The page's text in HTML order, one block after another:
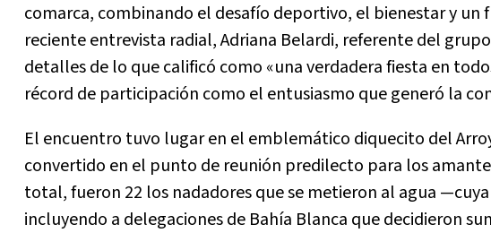
comarca, combinando el desafío deportivo, el bienestar y un
reciente entrevista radial, Adriana Belardi, referente del
detalles de lo que calificó como «una verdadera fiesta en
récord de participación como el entusiasmo que generó la
El encuentro tuvo lugar en el emblemático diquecito del
convertido en el punto de reunión predilecto para los
total, fueron 22 los nadadores que se metieron al agua
incluyendo a delegaciones de Bahía Blanca que decidieron